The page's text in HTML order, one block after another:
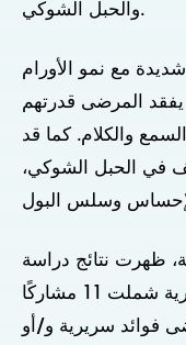
والحبل الشوكي.
مع نمو الأورام
يفقد المرضى قدرتهم
والكلام. كما قد
في الحبل الشوكي،
ظهرت نتائج دراسة
ستانفورد الجديدة. ففي تجربة سريرية شملت 11 مشاركًا
فوائد سريرية و/أو